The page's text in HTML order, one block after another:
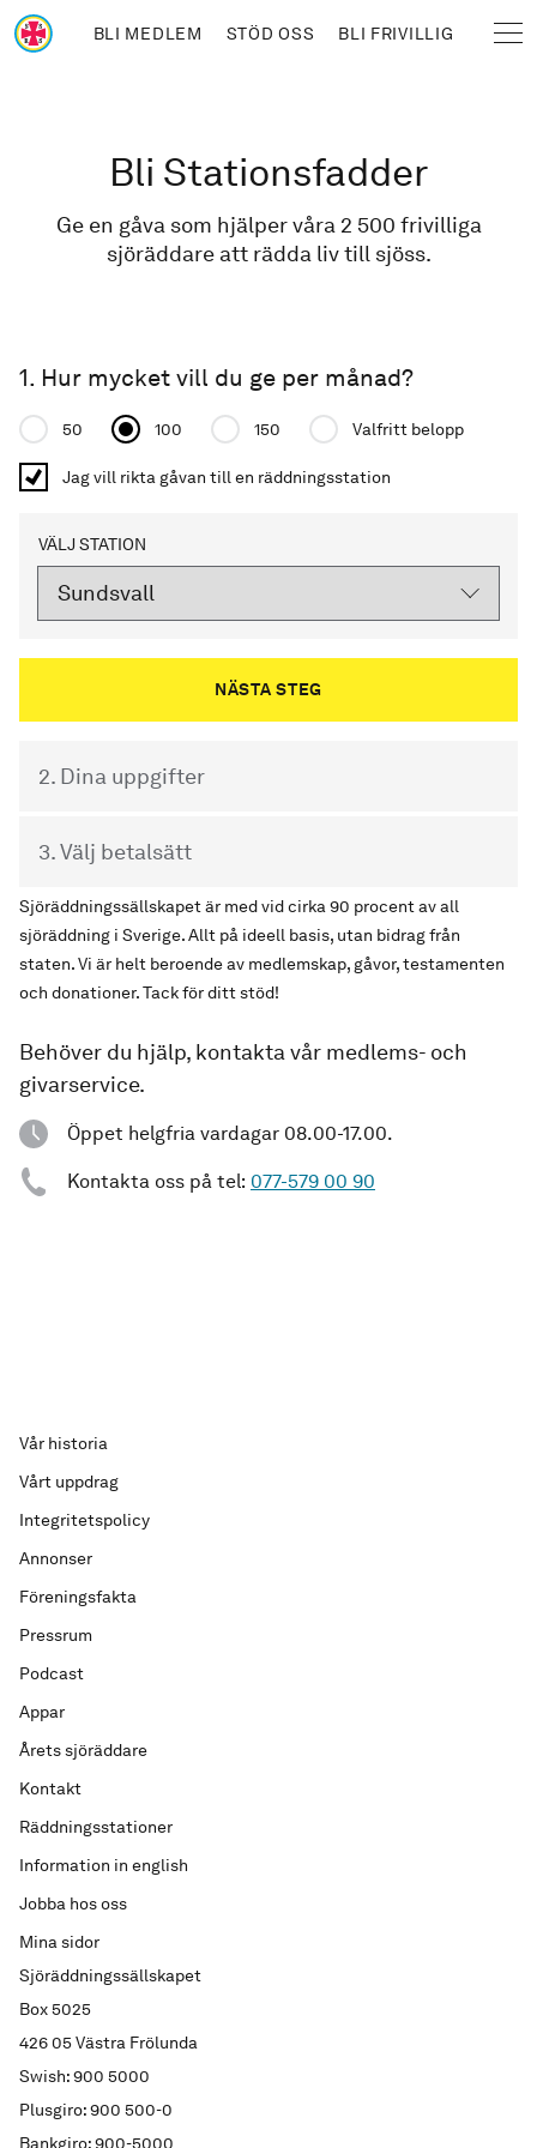
Hoppa till huvudinnehåll
BLI MEDLEM STÖD OSS BLI FRIVILLIG
Bli Stationsfadder
Ge en gåva som hjälper våra 2 500 frivilliga
sjöräddare att rädda liv till sjöss.
1. Hur mycket vill du ge per månad?
Donation amount
50 100 150 Valfritt belopp
Jag vill rikta gåvan till en räddningsstation
VÄLJ STATION
2. Dina uppgifter
3. Välj betalsätt
Sjöräddningssällskapet är med vid cirka 90 procent av all
sjöräddning i Sverige. Allt på ideell basis, utan bidrag från
staten. Vi är helt beroende av medlemskap, gåvor, testamenten
och donationer. Tack för ditt stöd!
Behöver du hjälp, kontakta vår medlems- och
givarservice.
Öppet helgfria vardagar 08.00-17.00.
Kontakta oss på tel: 077-579 00 90
Sjöräddningssällskapet
Box 5025
426 05 Västra Frölunda
Swish: 900 5000
Plusgiro: 900 500-0
Bankgiro: 900-5000
Vår historia
Vårt uppdrag
Integritetspolicy
Annonser
Föreningsfakta
Pressrum
Podcast
Appar
Årets sjöräddare
Kontakt
Räddningsstationer
Information in english
Jobba hos oss
Mina sidor